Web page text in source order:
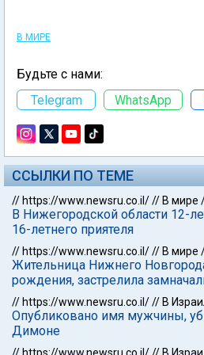
В МИРЕ
Будьте с нами:
Telegram
WhatsApp
ССЫЛКИ ПО ТЕМЕ
// https://www.newsru.co.il/// В мире
В Нижегородской области 12-
16-летнего приятеля
// https://www.newsru.co.il/// В мире
Жительница Нижнего
рождения, застрелила
// https://www.newsru.co.il/// В
Опубликовано имя мужчины,
Димоне